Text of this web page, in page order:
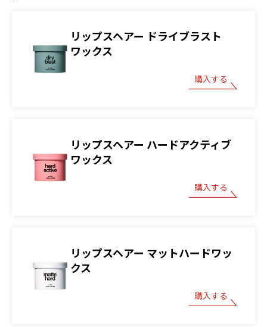
リップスヘアー ドライブラスト
ワックス
購入する
リップスヘアー ハードアクティブ
ワックス
購入する
リップスヘアー マットハードワッ
クス
購入する